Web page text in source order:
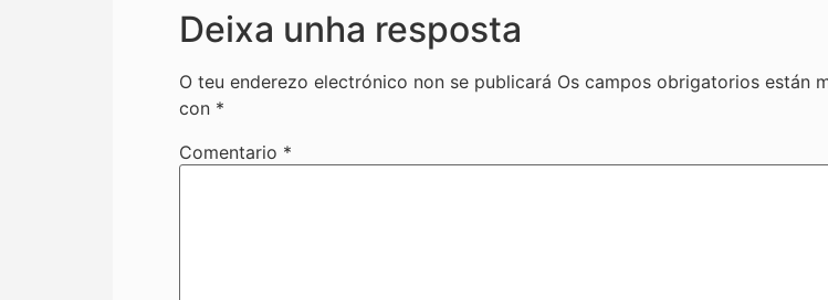
Deixa unha resposta
O teu enderezo electrónico non se publicará Os campos obrigatorios están
con *
Comentario *